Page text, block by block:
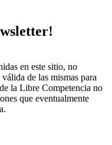
en este sitio, no
de las mismas para
la Libre Competencia no
que eventualmente